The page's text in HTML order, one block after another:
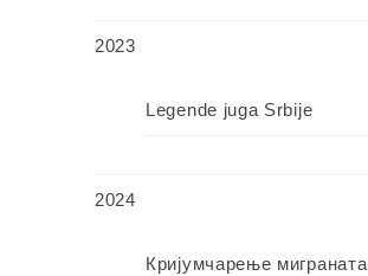
2023
Legende juga Srbije
2024
Кријумчарење миграната